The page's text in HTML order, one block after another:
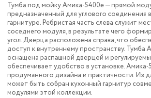
Тумба под мойку Амика-5400e — прямой
предназначенный для углового соединения
гарнитуре. Ребристая часть слева служит
соседнего модуля, в результате чего
угол. Дверца расположена справа, что
доступ к внутреннему пространству. Тумба
оснащена распашной дверцей и
обеспечивает удобство в установке.
продуманного дизайна и практичности. Из
может быть собран кухонный гарнитур
модулями этой коллекции.